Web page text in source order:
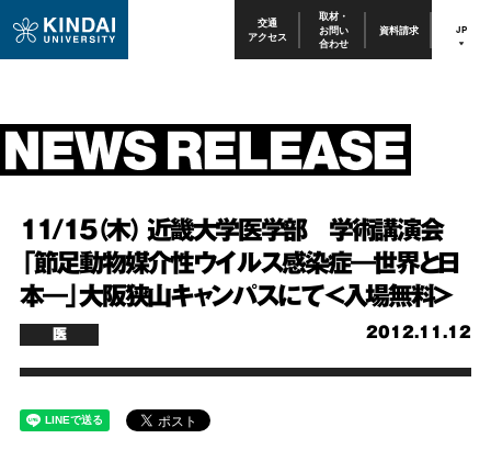
交通
アクセス
取材・
お問い
合わせ
資料請求 JP
11/15（木） 近畿大学医学部 学術講演会
「節足動物媒介性ウイルス感染症―世界と日
本―」大阪狭山キャンパスにて＜入場無料＞
2012.11.12
医